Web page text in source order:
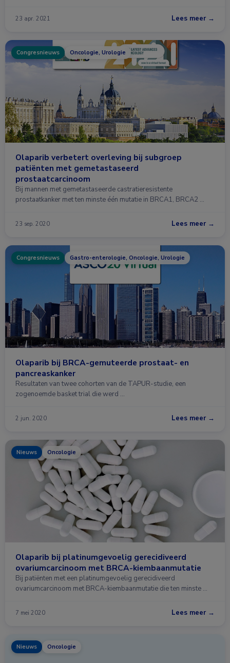
23 apr. 2021 Lees meer →
Congresnieuws Oncologie, Urologie
Olaparib verbetert overleving bij subgroep
patiënten met gemetastaseerd
prostaatcarcinoom
Bij mannen met gemetastaseerde castratieresistente
prostaatkanker met ten minste één mutatie in BRCA1, BRCA2 …
23 sep. 2020 Lees meer →
Congresnieuws Gastro-enterologie, Oncologie, Urologie
Olaparib bij BRCA-gemuteerde prostaat- en
pancreaskanker
Resultaten van twee cohorten van de TAPUR-studie, een
zogenoemde basket trial die werd …
2 jun. 2020 Lees meer →
Nieuws Oncologie
Olaparib bij platinumgevoelig gerecidiveerd
ovariumcarcinoom met BRCA-kiembaanmutatie
Bij patiënten met een platinumgevoelig gerecidiveerd
ovariumcarcinoom met BRCA-kiembaanmutatie die ten minste …
7 mei 2020 Lees meer →
Nieuws Oncologie